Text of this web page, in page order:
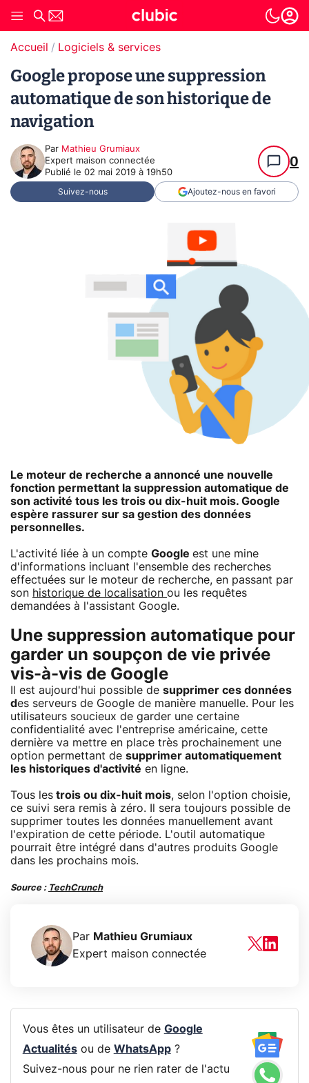
Accueil Logiciels & services
Google propose une suppression
automatique de son historique de
navigation
Par Mathieu Grumiaux
Expert maison connectée
Publié le 02 mai 2019 à 19h50
0
Suivez-nous Ajoutez-nous en favori
Le moteur de recherche a annoncé une nouvelle
fonction permettant la suppression automatique de
son activité tous les trois ou dix-huit mois. Google
espère rassurer sur sa gestion des données
personnelles.
L'activité liée à un compte Google est une mine
d'informations incluant l'ensemble des recherches
effectuées sur le moteur de recherche, en passant par
son historique de localisation ou les requêtes
demandées à l'assistant Google.
Une suppression automatique pour
garder un soupçon de vie privée
vis-à-vis de Google
Il est aujourd'hui possible de supprimer ces données
des serveurs de Google de manière manuelle. Pour les
utilisateurs soucieux de garder une certaine
confidentialité avec l'entreprise américaine, cette
dernière va mettre en place très prochainement une
option permettant de supprimer automatiquement
les historiques d'activité en ligne.
Tous les trois ou dix-huit mois, selon l'option choisie,
ce suivi sera remis à zéro. Il sera toujours possible de
supprimer toutes les données manuellement avant
l'expiration de cette période. L'outil automatique
pourrait être intégré dans d'autres produits Google
dans les prochains mois.
Source : TechCrunch
Par Mathieu Grumiaux
Expert maison connectée
Vous êtes un utilisateur de Google
Actualitésou de WhatsApp?
Suivez-nous pour ne rien rater de l'actu